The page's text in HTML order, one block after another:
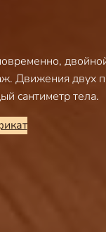
Движения двух
сантиметр тела.